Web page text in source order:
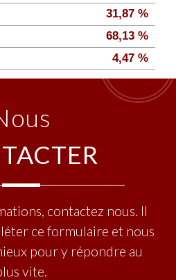
31,87 %
68,13 %
4,47 %
nous
contactez nous. Il
ce formulaire et nous
pour y répondre au
vite.